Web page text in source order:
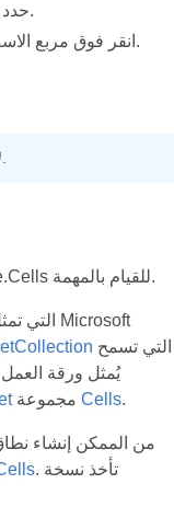
حدد الخلية أو نطاق الخلايا الذي تريد تسميته.
انقر فوق مربع الاسم في الطرف الأيسر من شريط الصيغة.
هنا، نستخدم واجهة برمجة التطبيقات Aspose.Cells للقيام بالمهمة.
Cells.
من الممكن إنشاء
. تأخذ نسخة